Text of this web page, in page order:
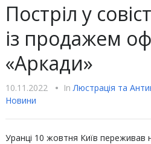
Постріл у
із продажем
«Аркади»
10.11.2022 • InЛюстрацiя та
Новини
Уранці 10 жовтня Київ переживав